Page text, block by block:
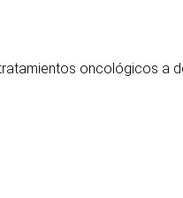
oncológicos a